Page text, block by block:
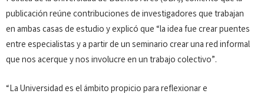
publicación reúne contribuciones de investigadores que trabajan
en ambas casas de estudio y explicó que “la idea fue crear puentes
entre especialistas y a partir de un seminario crear una red informal
que nos acerque y nos involucre en un trabajo colectivo”.
“La Universidad es el ámbito propicio para reflexionar e